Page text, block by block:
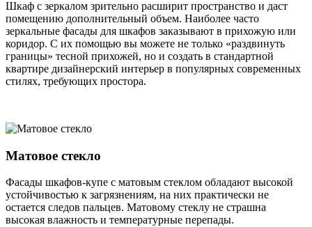
Шкаф с зеркалом зрительно расширит пространство и даст
помещению дополнительный объем. Наиболее часто
зеркальные фасады для шкафов заказывают в прихожую или
коридор. С их помощью вы можете не только «раздвинуть
границы» тесной прихожей, но и создать в стандартной
квартире дизайнерский интерьер в популярных современных
стилях, требующих простора.
Матовое стекло
Фасады шкафов-купе с матовым стеклом обладают высокой
устойчивостью к загрязнениям, на них практически не
остается следов пальцев. Матовому стеклу не страшна
высокая влажность и температурные перепады.